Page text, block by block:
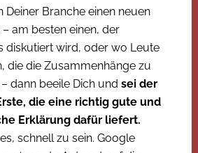
Deiner Branche einen neuen
am besten einen, der
diskutiert wird, oder wo Leute
die die Zusammenhänge zu
dann beeile Dich und sei der
die eine richtig gute und
Erklärung dafür liefert.
schnell zu sein. Google